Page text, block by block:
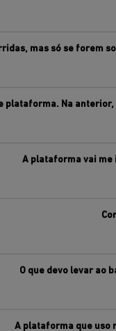
mas só se forem
plataforma. Na
A plataforma vai me
O que devo levar ao
A plataforma que uso